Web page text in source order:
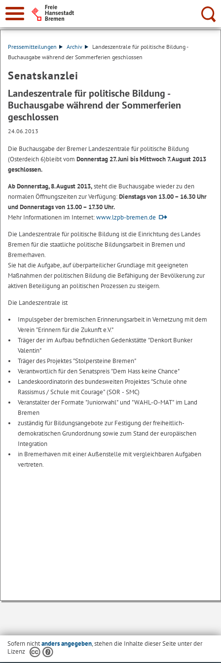
Suche:
Pressemitteilungen Archiv
Landeszentrale für politische Bildung -
Buchausgabe während der Sommerferien geschlossen
Senatskanzlei
Landeszentrale für politische Bildung -
Buchausgabe während der Sommerferien
geschlossen
24.06.2013
Die Buchausgabe der Bremer Landeszentrale für politische Bildung
(Osterdeich 6)bleibt vom Donnerstag 27. Juni bis Mittwoch 7. August 2013
geschlossen.
Ab Donnerstag, 8. August 2013,steht die Buchausgabe wieder zu den
normalen Öffnungszeiten zur Verfügung:Dienstags von 13.00 – 16.30 Uhr
und Donnerstags von 13.00 – 17.30 Uhr.
Mehr Informationen im Internet:www.lzpb-bremen.de
Die Landeszentrale für politische Bildung ist die Einrichtung des Landes
Bremen für die staatliche politische Bildungsarbeit in Bremen und
Bremerhaven.
Sie hat die Aufgabe, auf überparteilicher Grundlage mit geeigneten
Maßnahmen der politischen Bildung die Befähigung der Bevölkerung zur
aktiven Beteiligung an politischen Prozessen zu steigern.
Die Landeszentrale ist
Impulsgeber der bremischen Erinnerungsarbeit in Vernetzung mit dem
Verein "Erinnern für die Zukunft e.V."
Träger der im Aufbau befindlichen Gedenkstätte "Denkort Bunker
Valentin"
Träger des Projektes "Stolpersteine Bremen"
Verantwortlich für den Senatspreis "Dem Hass keine Chance"
Landeskoordinatorin des bundesweiten Projektes "Schule ohne
Rassismus / Schule mit Courage" (SOR - SMC)
Veranstalter der Formate "Juniorwahl" und "WAHL-O-MAT" im Land
Bremen
zuständig für Bildungsangebote zur Festigung der freiheitlich-
demokratischen Grundordnung sowie zum Stand der europäischen
Integration
in Bremerhaven mit einer Außenstelle mit vergleichbaren Aufgaben
vertreten.
Sofern nichtanders angegeben, stehen die Inhalte dieser Seite unter der
Lizenz